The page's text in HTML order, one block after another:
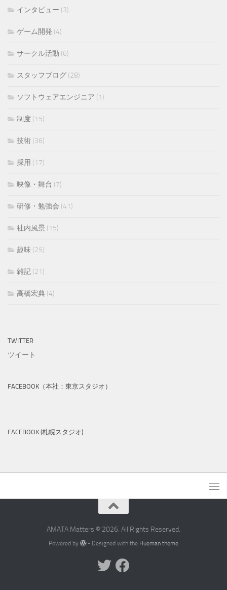
インタビュー (3)
ゲーム開発 (4)
サークル活動 (6)
スタッフブログ (28)
ソフトウェアエンジニア (1)
制度 (15)
技術 (36)
採用 (17)
映像・舞台 (7)
研修・勉強会 (41)
社内風景 (15)
趣味 (25)
雑記 (21)
高橋宏典 (4)
TWITTER
ツイート
FACEBOOK（本社：東京スタジオ）
FACEBOOK (札幌スタジオ)
AMATA Matters © 2026. All Rights Reserved.
Powered by - Designed with the Hueman theme